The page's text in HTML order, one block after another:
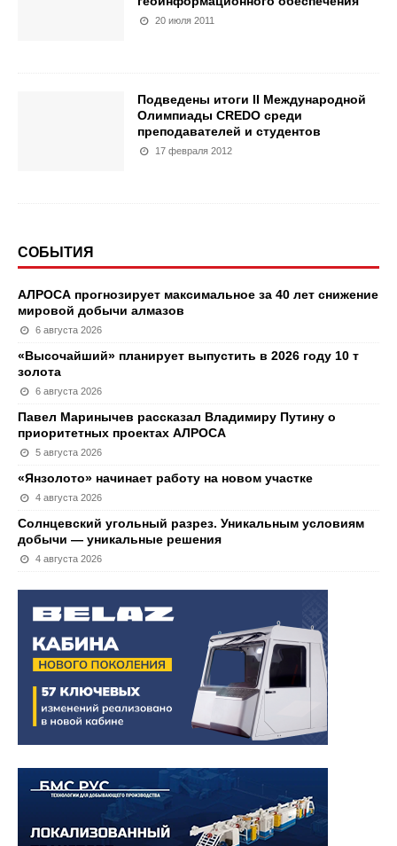
20 июля 2011
Подведены итоги II Международной
Олимпиады CREDO среди
преподавателей и студентов
17 февраля 2012
СОБЫТИЯ
АЛРОСА прогнозирует максимальное за 40 лет снижение
мировой добычи алмазов
6 августа 2026
«Высочайший» планирует выпустить в 2026 году 10 т
золота
6 августа 2026
Павел Маринычев рассказал Владимиру Путину о
приоритетных проектах АЛРОСА
5 августа 2026
«Янзолото» начинает работу на новом участке
4 августа 2026
Солнцевский угольный разрез. Уникальным условиям
добычи — уникальные решения
4 августа 2026